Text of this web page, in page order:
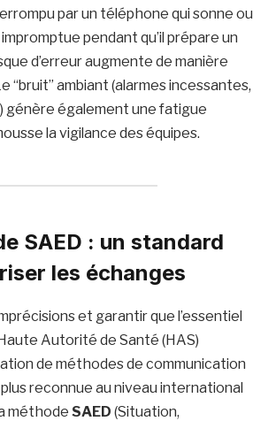
par un téléphone qui sonne ou
pendant qu’il prépare un
d’erreur augmente de manière
“bruit” ambiant (alarmes incessantes,
génère également une fatigue
la vigilance des équipes.
SAED : un standard
les échanges
et garantir que l’essentiel
Autorité de Santé (HAS)
de méthodes de communication
reconnue au niveau international
méthode SAED (Situation,